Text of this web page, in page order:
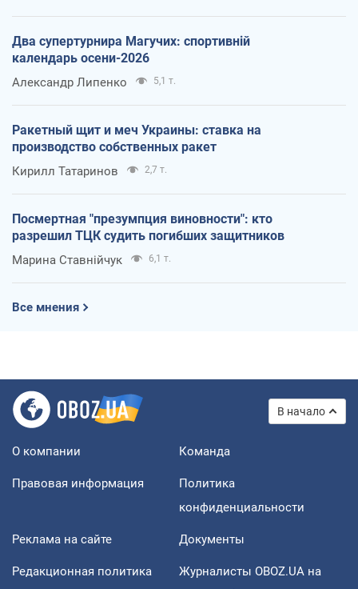
Два супертурнира Магучих: спортивній
календарь осени-2026
Александр Липенко 5,1 т.
Ракетный щит и меч Украины: ставка на
производство собственных ракет
Кирилл Татаринов 2,7 т.
Посмертная "презумпция виновности": кто
разрешил ТЦК судить погибших защитников
Марина Ставнійчук 6,1 т.
Все мнения
В начало
О компании Команда
Правовая информация
Политика
конфиденциальности
Реклама на сайте Документы
Редакционная политика
Журналисты OBOZ.UA на